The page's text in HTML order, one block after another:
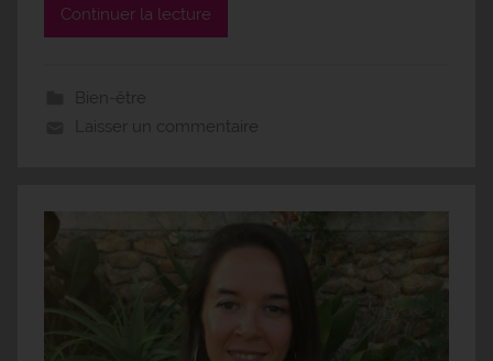
Continuer la lecture
Bien-être
Laisser un commentaire